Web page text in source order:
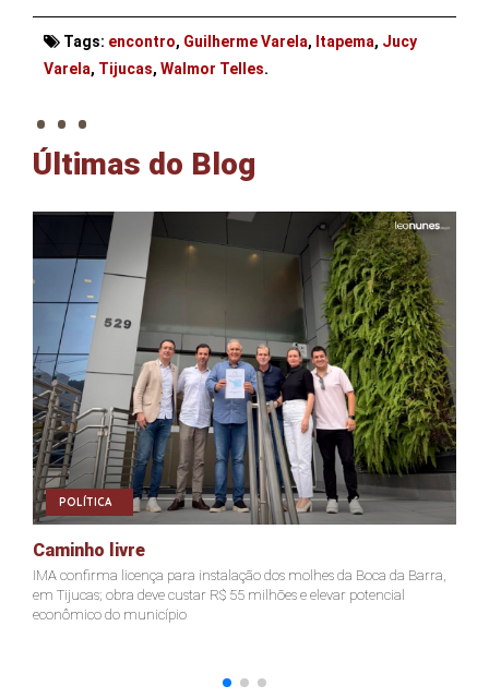
Tags: encontro, Guilherme Varela, Itapema, Jucy
Varela, Tijucas, Walmor Telles.
. . .
Últimas do Blog
POLÍTICA
Caminho livre
IMA confirma licença para instalação dos molhes da Boca da Barra,
em Tijucas; obra deve custar R$ 55 milhões e elevar potencial
econômico do município